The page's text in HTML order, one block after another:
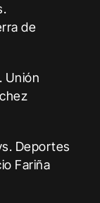
de
Unión
Deportes
Fariña